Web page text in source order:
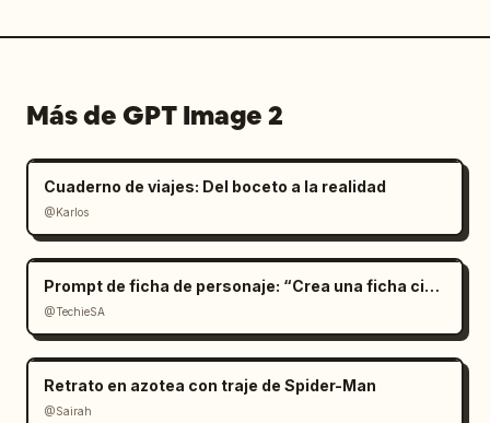
Más de GPT Image 2
Cuaderno de viajes: Del boceto a la realidad
@Karlos
Prompt de ficha de personaje: “Crea una ficha cinemat
@TechieSA
Retrato en azotea con traje de Spider-Man
@Sairah